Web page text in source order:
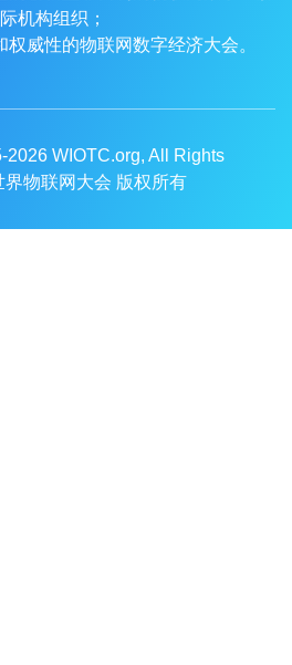
机构组织；
威性的物联网数字经济大会。
2026 WIOTC.org, All Rights
界物联网大会 版权所有